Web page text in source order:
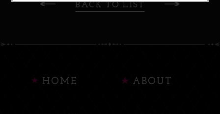
BACK TO LIST
HOME ABOUT